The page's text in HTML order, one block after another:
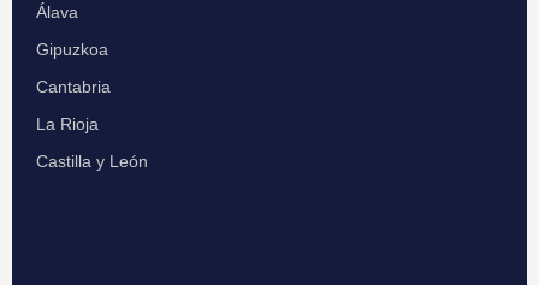
Álava
Gipuzkoa
Cantabria
La Rioja
Castilla y León